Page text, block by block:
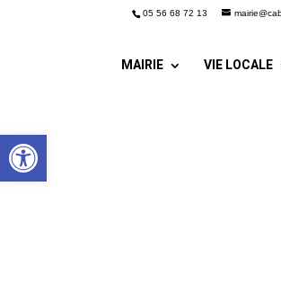
Ouvrir la barre d’outils
05 56 68 72 13
MAIRIE VIE LOCALE